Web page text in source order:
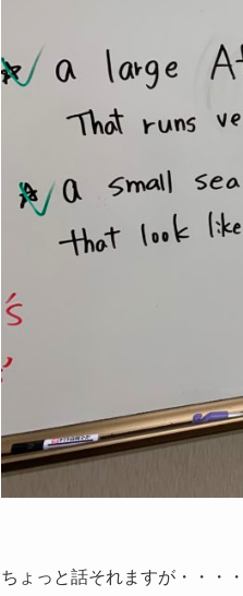
ちょっと話それますが・・・・